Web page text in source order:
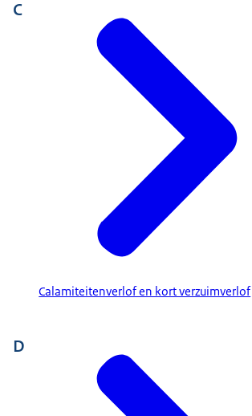
C
Calamiteitenverlof en kort verzuimverlof
D